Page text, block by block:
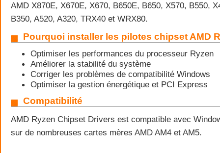
AMD X870E, X670E, X670, B650E, B650, X570, B550,
B350, A520, A320, TRX40 et WRX80.
Pourquoi installer les pilotes chipset AMD
Optimiser les performances du processeur Ryzen
Améliorer la stabilité du système
Corriger les problèmes de compatibilité Windows
Optimiser la gestion énergétique et PCI Express
Compatibilité
AMD Ryzen Chipset Drivers est compatible avec
sur de nombreuses cartes mères AMD AM4 et AM5.